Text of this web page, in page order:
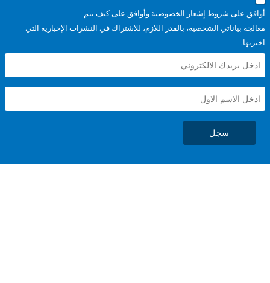
شروطإشعار الخصوصيةوأوافق على كيف تتم
الشخصية، بالقدر اللازم، للاشتراك في النشرات الإخبارية التي